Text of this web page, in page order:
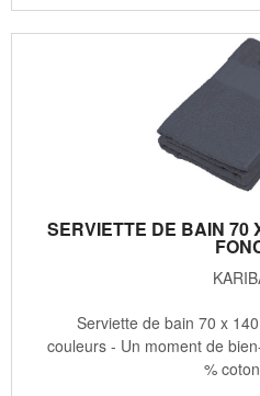
SERVIETTE DE BAIN 70
Serviette de bain 70 x
couleurs - Un moment de
%